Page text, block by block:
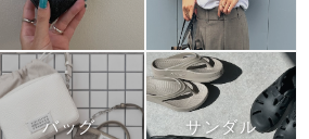
バッグ サンダル